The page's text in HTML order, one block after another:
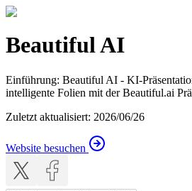
Beautiful AI
Einführung: Beautiful AI - KI-
intelligente Folien mit der Beautiful.ai
Zuletzt aktualisiert: 2026/06/26
Website besuchen